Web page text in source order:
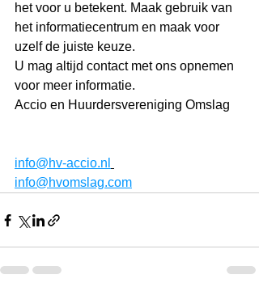
het voor u betekent. Maak gebruik van
het informatiecentrum en maak voor
uzelf de juiste keuze.
U mag altijd contact met ons opnemen
voor meer informatie.
Accio en Huurdersvereniging Omslag
info@hv-accio.nl
info@hvomslag.com